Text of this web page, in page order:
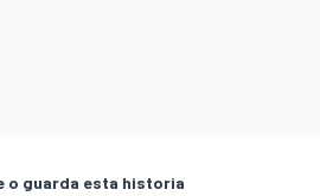
o guarda esta historia